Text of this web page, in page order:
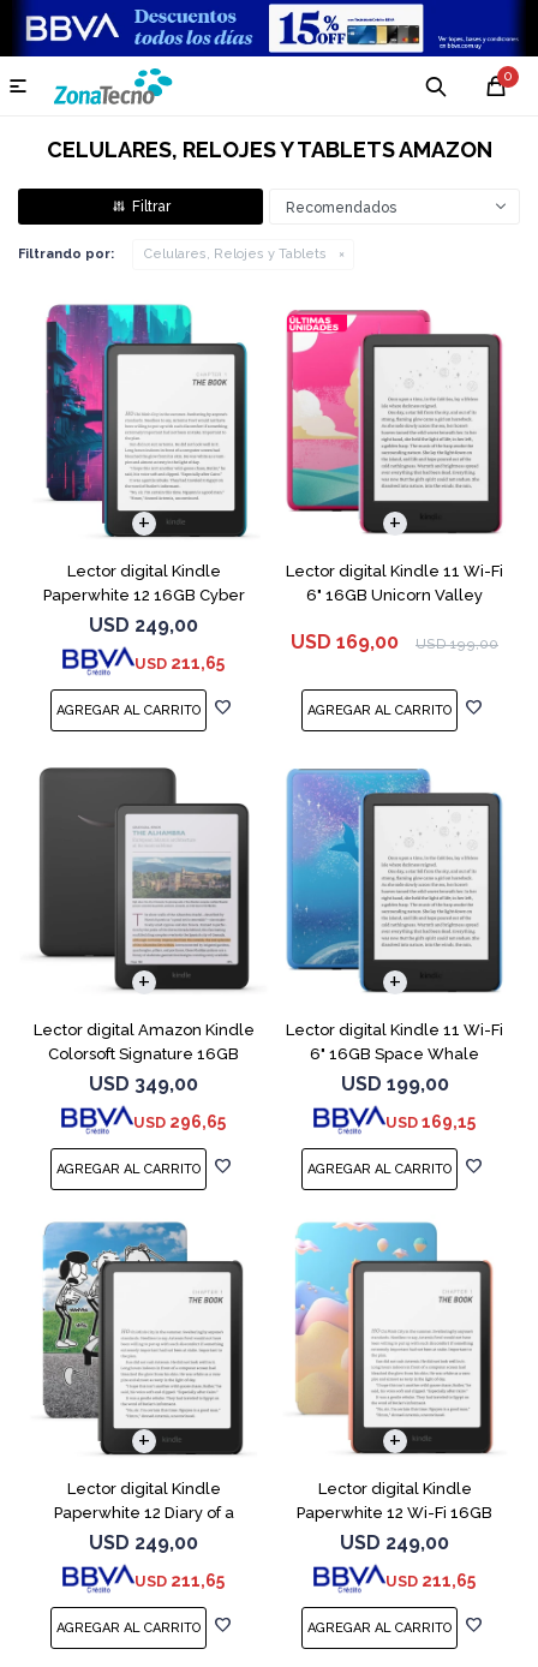
0

CELULARES, RELOJES Y TABLETS AMAZON
Recomendados
Filtrando por: Celulares, Relojes y Tablets
Lector digital Kindle
Paperwhite 12 16GB Cyber
City
USD 249,00
USD 211,65
Lector digital Kindle 11 Wi-Fi
6" 16GB Unicorn Valley
USD 169,00 USD 199,00
Lector digital Amazon Kindle
Colorsoft Signature 16GB
Negro
USD 349,00
USD 296,65
Lector digital Kindle 11 Wi-Fi
6" 16GB Space Whale
USD 199,00
USD 169,15
Lector digital Kindle
Paperwhite 12 Diary of a
Wimpy
USD 249,00
USD 211,65
Lector digital Kindle
Paperwhite 12 Wi-Fi 16GB
Starfish
USD 249,00
USD 211,65